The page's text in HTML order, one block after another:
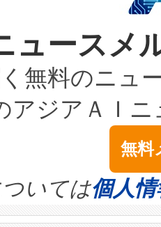
性もあります
4億ドルかか
（CEO）であ
connected
ば、6,000万
率性は、フェ
可能な電力容
献します。こ
約（SLA）違
化によるダウ
タセンターが
provides a
for AI
battery
ットにより、
かなディテー
囲を検出
ザーを搭載。
実現すること
ードでは、
出でき、これ
ュース
無料のニュ
アジアＡＩ
無料
いては個人